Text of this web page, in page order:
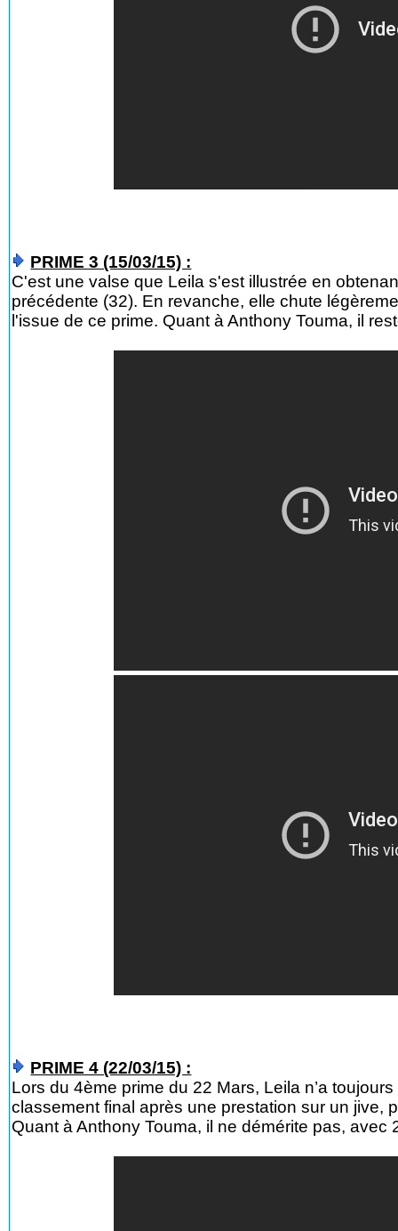
PRIME 3 (15/03/15) :
C'est une valse que Leila s'est illustrée en
précédente (32). En revanche, elle chute
l'issue de ce prime. Quant à Anthony Touma, il
PRIME 4 (22/03/15) :
Lors du 4ème prime du 22 Mars, Leila n’a
classement final après une prestation sur un jive,
Quant à Anthony Touma, il ne démérite pas, avec